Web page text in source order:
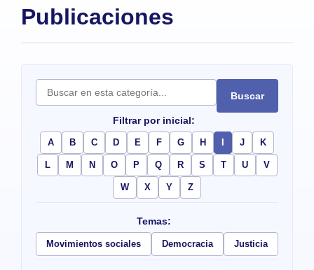
Publicaciones
Buscar
Filtrar por inicial:
A B C D E F G H J K
L M N O P Q R S T U V
W X Y Z
Temas:
Movimientos sociales Democracia Justicia